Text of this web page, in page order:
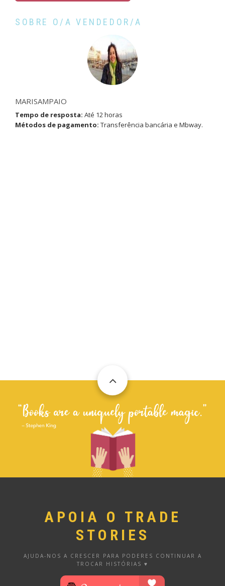
SOBRE O/A VENDEDOR/A
MARISAMPAIO
Tempo de resposta: Até 12 horas
Métodos de pagamento: Transferência bancária e Mbway.
APOIA O TRADE
STORIES
AJUDA-NOS A CRESCER PARA PODERES CONTINUAR A
TROCAR HISTÓRIAS ♥